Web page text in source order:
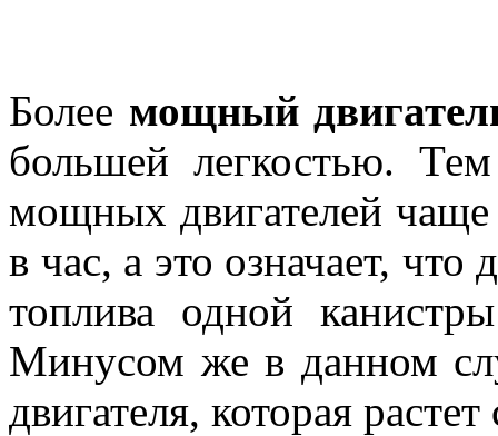
Более мощный
большей легкостью.
мощных двигателей чаще
в час, а это означает,
топлива одной
Минусом же в данном
двигателя, которая